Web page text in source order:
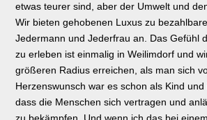
etwas teurer sind, aber der Umwelt und
Wir bieten gehobenen Luxus zu
Jedermann und Jederfrau an. Das Gefühl
zu erleben ist einmalig in Weilimdorf und
größeren Radius erreichen, als man sich
Herzenswunsch war es schon als Kind
dass die Menschen sich vertragen und